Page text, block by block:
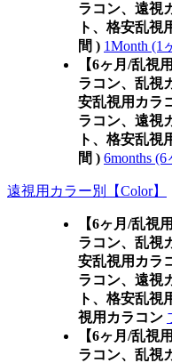
ラコン、遠視
ト、格安乱視
間 ) 1Month (1
【6ヶ月/乱視
ラコン、乱視
安乱視用カラ
ラコン、遠視
ト、格安乱視
間 ) 6months
遠視用カラー別【Color】
【6ヶ月/乱視
ラコン、乱視
安乱視用カラ
ラコン、遠視
ト、格安乱視
視用カラコン
【6ヶ月/乱視
ラコン、乱視